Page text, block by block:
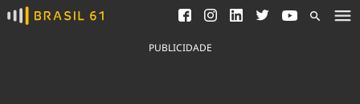
Ver todas as notícias
Saneamento
Indicadores
PUBLICIDADE